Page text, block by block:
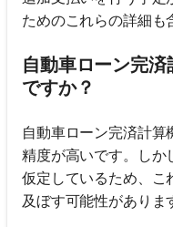
ためのこれらの詳細も
自動車ローン完
ですか？
自動車ローン完済計算
精度が高いです。しか
仮定しているため、こ
及ぼす可能性がありま